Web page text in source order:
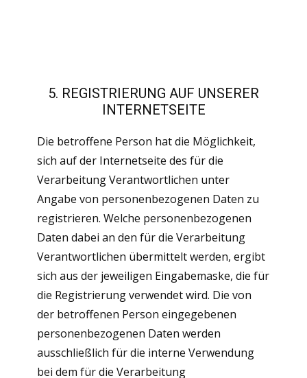
5. REGISTRIERUNG AUF UNSERER
INTERNETSEITE
Die betroffene Person hat die Möglichkeit,
sich auf der Internetseite des für die
Verarbeitung Verantwortlichen unter
Angabe von personenbezogenen Daten zu
registrieren. Welche personenbezogenen
Daten dabei an den für die Verarbeitung
Verantwortlichen übermittelt werden, ergibt
sich aus der jeweiligen Eingabemaske, die für
die Registrierung verwendet wird. Die von
der betroffenen Person eingegebenen
personenbezogenen Daten werden
ausschließlich für die interne Verwendung
bei dem für die Verarbeitung